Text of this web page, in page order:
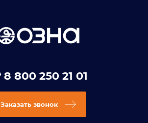
8 800 250 21 01
Заказать звонок